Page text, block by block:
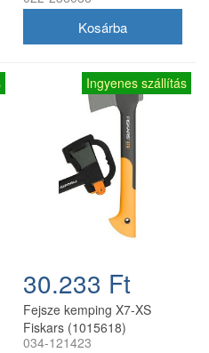
Ingyenes szállítás
30.233 Ft
Fejsze kemping X7-XS
Fiskars (1015618)
034-121423